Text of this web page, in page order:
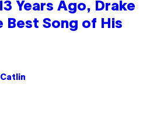
Years Ago, Drake
Best Song of His